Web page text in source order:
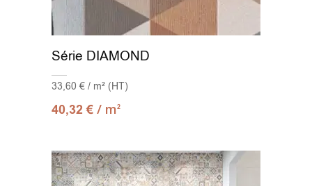
Série DIAMOND
33,60 € / m² (HT)
40,32€ / m2